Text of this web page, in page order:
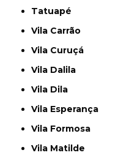
Tatuapé
Vila Carrão
Vila Curuçá
Vila Dalila
Vila Dila
Vila Esperança
Vila Formosa
Vila Matilde